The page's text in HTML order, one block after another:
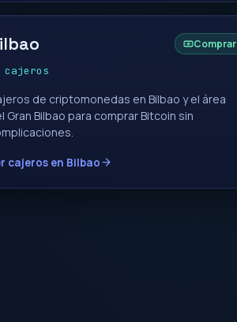
cajeros
Comprar
de criptomonedas en Bilbao y el área
Gran Bilbao para comprar Bitcoin sin
cajeros en Bilbao